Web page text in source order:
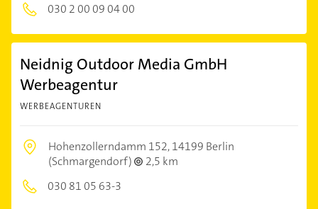
030 2 00 09 04 00
Neidnig Outdoor Media GmbH
Werbeagentur
WERBEAGENTUREN
Hohenzollerndamm 152,14199 Berlin
(Schmargendorf)
2,5 km
030 81 05 63-3